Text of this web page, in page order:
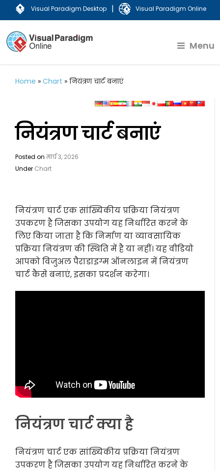
Visual Paradigm Desktop | Visual Paradigm Online
Menu
Home »Chart »नियंत्रण चार्ट बनाएं
नियंत्रण चार्ट बनाएं
Posted onमार्च 3, 2026
Under Chart
नियंत्रण चार्ट एक सांख्यिकीय प्रक्रिया नियंत्रण
उपकरण है जिसका उपयोग यह निर्धारित करने के
लिए किया जाता है कि निर्माण या व्यावसायिक
प्रक्रिया नियंत्रण की स्थिति में है या नहीं। यह वीडियो
आपको विजुअल पैराडाइग्म ऑनलाइन में नियंत्रण
चार्ट कैसे बनाएं, इसका प्रदर्शन करेगा।
नियंत्रण चार्ट क्या है
नियंत्रण चार्ट एक सांख्यिकीय प्रक्रिया नियंत्रण
उपकरण है जिसका उपयोग यह निर्धारित करने के